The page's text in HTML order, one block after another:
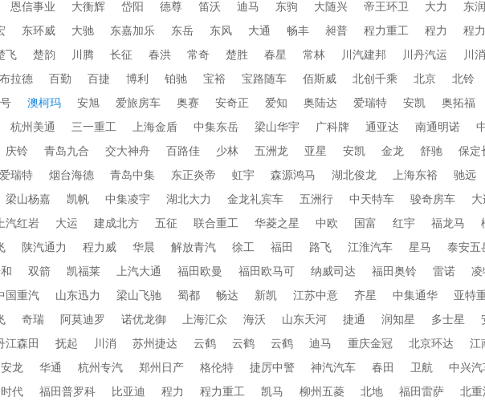
恩信事业 大衡辉 岱阳 德尊 笛沃 迪马 东驹 大随兴 帝王环卫 大力 东润
东环威 大驰 东嘉加乐 东岳 东风 大通 畅丰 昶普 程力重工 程力 程
飞 楚韵 川腾 长征 春洪 常奇 楚胜 春星 常林 川汽建邦 川丹汽运 川消
布拉德 百勤 百捷 博利 铂驰 宝裕 宝路随车 佰斯威 北创千乘 北京 北铃
澳柯玛 安旭 爱旅房车 奥赛 安奇正 爱知 奥陆达 爱瑞特 安凯 奥拓福
杭州美通 三一重工 上海金盾 中集东岳 梁山华宇 广科牌 通亚达 南通明诺
庆铃 青岛九合 交大神舟 百路佳 少林 五洲龙 亚星 安凯 金龙 舒驰 保定
爱瑞特 烟台海德 青岛中集 东正炎帝 虹宇 森源鸿马 湖北俊龙 上海东裕 驰远
梁山杨嘉 凯帆 中集凌宇 湖北大力 金龙礼宾车 五洲行 中天特车 骏奇房车
大
汽红岩 大运 建成北方 五征 联合重工 华菱之星 中欧 国富 红宇 福龙马
陕汽通力 程力威 华晨 解放青汽 徐工 福田 路飞 江淮汽车 星马 泰安五
双箭 凯福莱 上汽大通 福田欧曼 福田欧马可 纳威司达 福田奥铃 雷诺 凌
国重汽 山东迅力 梁山飞驰 蜀都 畅达 新凯 江苏中意 齐星 中集通华 亚特
奇瑞 阿莫迪罗 诺优龙御 上海汇众 海沃 山东天河 捷通 润知星 多士星
江森田 抚起 川消 苏州捷达 云鹤 云鹤 云鹤 迪马 重庆金冠 北京环达
江
安龙 华通 杭州专汽 郑州日产 格伦特 捷厉中警 神汽汽车 春田 卫航
中兴汽
代 福田普罗科 比亚迪 程力 程力重工 凯马 柳州五菱 北地 福田雷萨
北重